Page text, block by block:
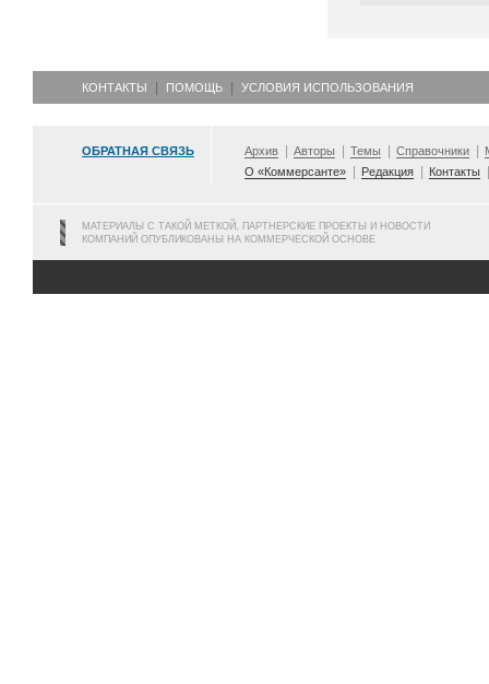
КОНТАКТЫ ПОМОЩЬ УСЛОВИЯ ИСПОЛЬЗОВАНИЯ
ОБРАТНАЯ СВЯЗЬ Архив Авторы Темы Справочники
О «Коммерсанте»
Редакция Контакты
МАТЕРИАЛЫ С ТАКОЙ МЕТКОЙ, ПАРТНЕРСКИЕ ПРОЕКТЫ И НОВОСТИ
КОМПАНИЙ ОПУБЛИКОВАНЫ НА КОММЕРЧЕСКОЙ ОСНОВЕ